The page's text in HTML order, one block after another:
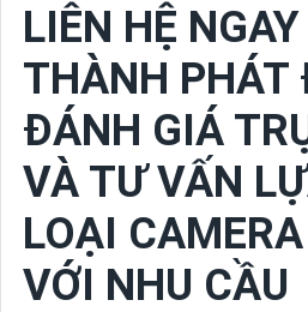
LIÊN HỆ
THÀNH PHÁT
ĐÁNH GIÁ
VÀ TƯ VẤN
LOẠI
VỚI NHU CẦU